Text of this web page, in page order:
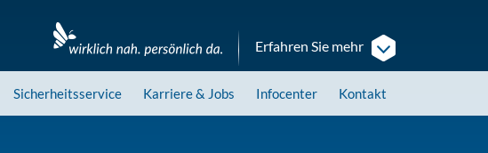
Erfahren Sie mehr
Sicherheitsservice Karriere& Jobs Infocenter Kontakt